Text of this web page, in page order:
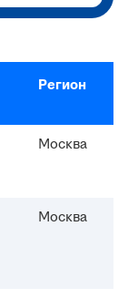
Регион
Москва
Москва